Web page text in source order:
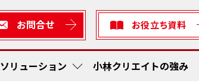
お問合せ お役立ち資料
ソリューション 小林クリエイトの強み